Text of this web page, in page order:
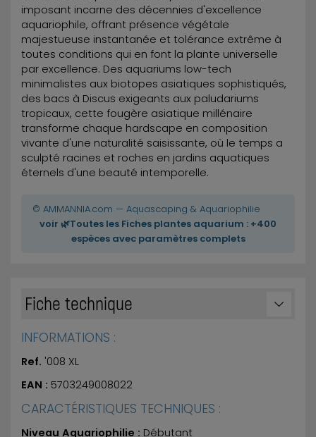
imposant incarne des décennies d'excellence
aquariophile, offrant présence végétale
majestueuse instantanée et tolérance extrême à
toutes conditions qui en font la plante universelle
par excellence. Des aquariums low-tech
minimalistes aux biotopes asiatiques sophistiqués,
des bacs à Discus exigeants aux paludariums
tropicaux, cette fougère asiatique millénaire
transforme chaque hardscape en composition
vivante d'une naturalité saisissante, où le temps a
sculpté racines et roches en jardins aquatiques
éternels d'une beauté intemporelle.
© AMMANNIA.com — Aquascaping & Aquariophilie
voir 🌿Toutes les Fiches plantes aquarium : +400
espèces avec paramètres complets
Fiche technique
INFORMATIONS :
Ref. '008 XL
EAN : 5703249008022
CARACTÉRISTIQUES TECHNIQUES :
Niveau Aquariophilie : Débutant